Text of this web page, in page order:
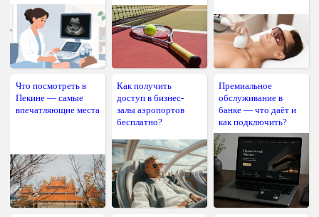
Что посмотреть в
Пекине — самые
впечатляющие места
Как получить
доступ в бизнес-
залы аэропортов
бесплатно?
Премиальное
обслуживание в
банке — что даёт и
как подключить?